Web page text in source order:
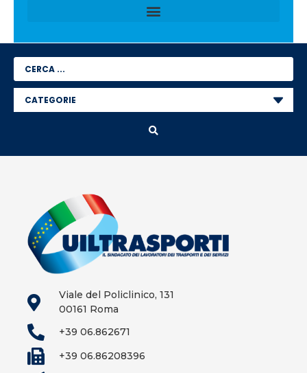
Viale del Policlinico, 131
00161 Roma
+39 06.862671
+39 06.86208396